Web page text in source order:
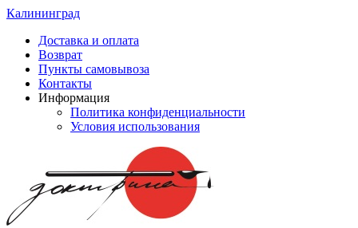
Калининград
Доставка и оплата
Возврат
Пункты самовывоза
Контакты
Информация
Политика конфиденциальности
Условия использования